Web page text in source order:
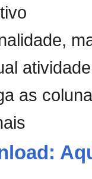
atividade
as